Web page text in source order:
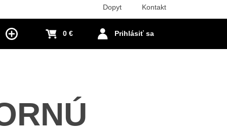
Dopyt
Kontakt
Prihlásiť sa
0 €